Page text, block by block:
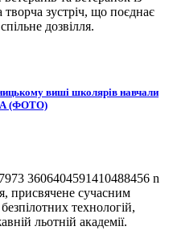
творча зустріч, що поєднає
дозвілля.
виші школярів навчали
(ФОТО)
присвячене сучасним
технологій,
льотній академії.